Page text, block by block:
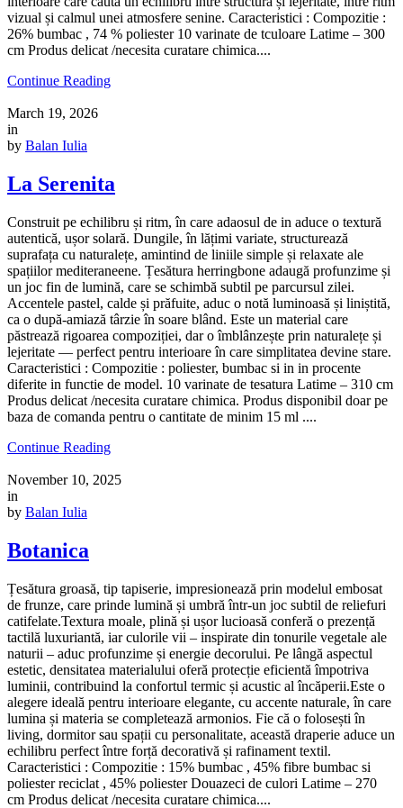
vizual și calmul unei atmosfere senine. Caracteristici : Compozitie :
26% bumbac , 74 % poliester 10 varinate de tculoare Latime – 300
cm Produs delicat /necesita curatare chimica....
Continue Reading
March 19, 2026
in
by Balan Iulia
La Serenita
Construit pe echilibru și ritm, în care adaosul de in aduce o textură
autentică, ușor solară. Dungile, în lățimi variate, structurează
suprafața cu naturalețe, amintind de liniile simple și relaxate ale
spațiilor mediteraneene. Țesătura herringbone adaugă profunzime și
un joc fin de lumină, care se schimbă subtil pe parcursul zilei.
Accentele pastel, calde și prăfuite, aduc o notă luminoasă și liniștită,
ca o după-amiază târzie în soare blând. Este un material care
păstrează rigoarea compoziției, dar o îmblânzește prin naturalețe și
lejeritate — perfect pentru interioare în care simplitatea devine stare.
Caracteristici : Compozitie : poliester, bumbac si in in procente
diferite in functie de model. 10 varinate de tesatura Latime – 310 cm
Produs delicat /necesita curatare chimica. Produs disponibil doar pe
baza de comanda pentru o cantitate de minim 15 ml ....
Continue Reading
November 10, 2025
in
by Balan Iulia
Botanica
Țesătura groasă, tip tapiserie, impresionează prin modelul embosat
de frunze, care prinde lumină și umbră într-un joc subtil de reliefuri
catifelate.Textura moale, plină și ușor lucioasă conferă o prezență
tactilă luxuriantă, iar culorile vii – inspirate din tonurile vegetale ale
naturii – aduc profunzime și energie decorului. Pe lângă aspectul
estetic, densitatea materialului oferă protecție eficientă împotriva
luminii, contribuind la confortul termic și acustic al încăperii.Este o
alegere ideală pentru interioare elegante, cu accente naturale, în care
lumina și materia se completează armonios. Fie că o folosești în
living, dormitor sau spații cu personalitate, această draperie aduce un
echilibru perfect între forță decorativă și rafinament textil.
Caracteristici : Compozitie : 15% bumbac , 45% fibre bumbac si
poliester reciclat , 45% poliester Douazeci de culori Latime – 270
cm Produs delicat /necesita curatare chimica....